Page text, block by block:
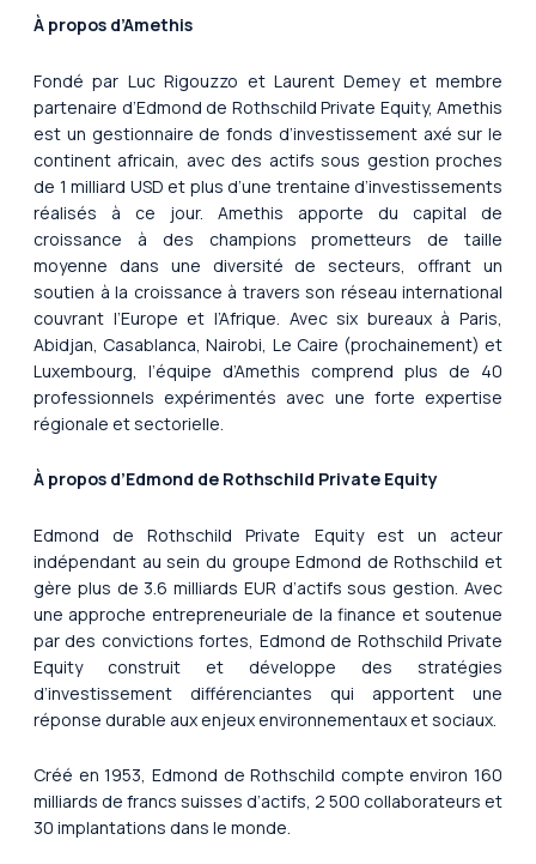
À propos d’Amethis
Fondé par Luc Rigouzzo et Laurent Demey et membre
partenaire d’Edmond de Rothschild Private Equity, Amethis
est un gestionnaire de fonds d’investissement axé sur le
continent africain, avec des actifs sous gestion proches
de 1 milliard USD et plus d’une trentaine d’investissements
réalisés à ce jour. Amethis apporte du capital de
croissance à des champions prometteurs de taille
moyenne dans une diversité de secteurs, offrant un
soutien à la croissance à travers son réseau international
couvrant l’Europe et l’Afrique. Avec six bureaux à Paris,
Abidjan, Casablanca, Nairobi, Le Caire (prochainement) et
Luxembourg, l’équipe d’Amethis comprend plus de 40
professionnels expérimentés avec une forte expertise
régionale et sectorielle.
À propos d’Edmond de Rothschild Private Equity
Edmond de Rothschild Private Equity est un acteur
indépendant au sein du groupe Edmond de Rothschild et
gère plus de 3.6 milliards EUR d’actifs sous gestion. Avec
une approche entrepreneuriale de la finance et soutenue
par des convictions fortes, Edmond de Rothschild Private
Equity construit et développe des stratégies
d’investissement différenciantes qui apportent une
réponse durable aux enjeux environnementaux et sociaux.
Créé en 1953, Edmond de Rothschild compte environ 160
milliards de francs suisses d’actifs, 2 500 collaborateurs et
30 implantations dans le monde.